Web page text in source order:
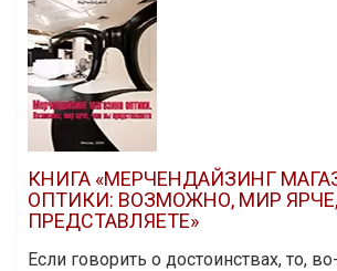
КНИГА «МЕРЧЕНДАЙЗИНГ
ОПТИКИ: ВОЗМОЖНО, МИР
ПРЕДСТАВЛЯЕТЕ»
Если говорить о достоинствах, то,